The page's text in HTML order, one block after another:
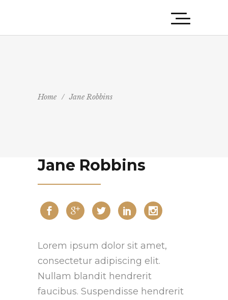
Home / Jane Robbins
Jane Robbins
Lorem ipsum dolor sit amet,
consectetur adipiscing elit.
Nullam blandit hendrerit
faucibus. Suspendisse hendrerit